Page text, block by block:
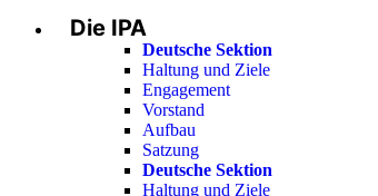
Die IPA
Deutsche Sektion
Haltung und Ziele
Engagement
Vorstand
Aufbau
Satzung
Deutsche Sektion
Haltung und Ziele